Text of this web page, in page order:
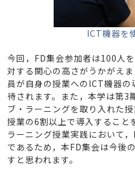
ICT機器を
今回，FD集会参加者は100人
対する関心の高さがうかがえ
員が自身の授業へのICT機器
待されます。また，本学は第3
ブ・ラーニングを取り入れた
授業の6割以上で導入すること
ラーニング授業実践において
であるため，本FD集会は今後
すと思われます。